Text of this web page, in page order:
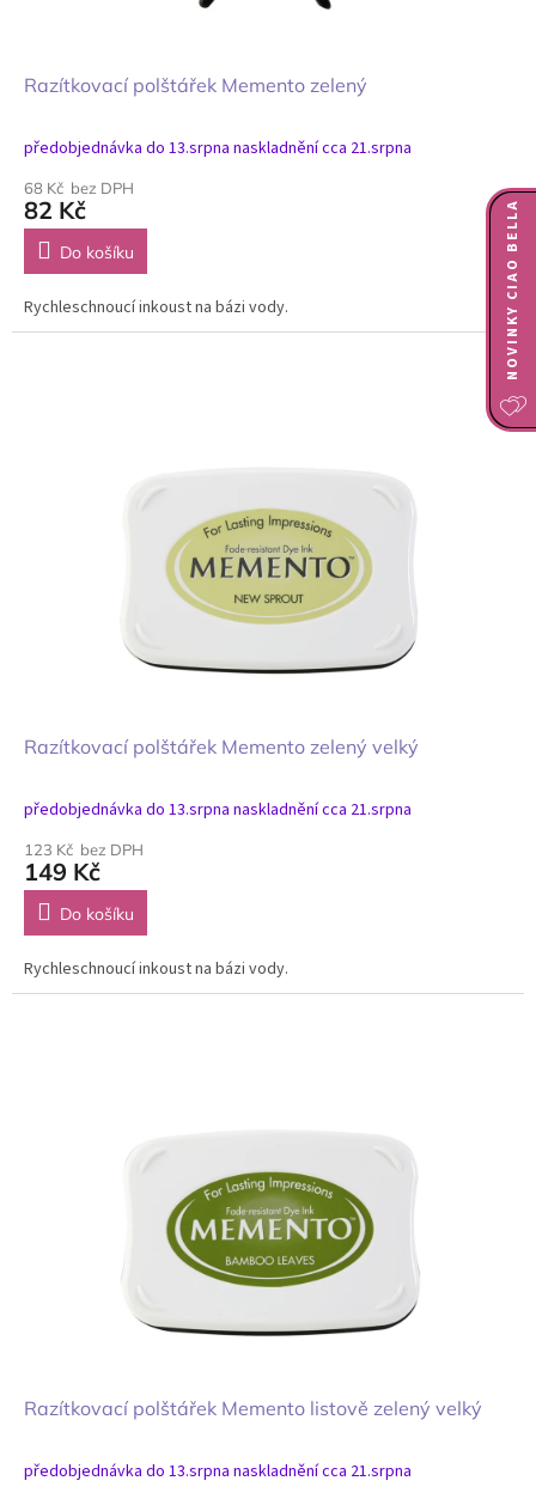
Razítkovací polštářek Memento zelený
předobjednávka do 13.srpna naskladnění cca 21.srpna
68 Kč bez DPH
82 Kč
Do košíku
Rychleschnoucí inkoust na bázi vody.
Razítkovací polštářek Memento zelený velký
předobjednávka do 13.srpna naskladnění cca 21.srpna
123 Kč bez DPH
149 Kč
Do košíku
Rychleschnoucí inkoust na bázi vody.
Razítkovací polštářek Memento listově zelený velký
předobjednávka do 13.srpna naskladnění cca 21.srpna
NOVINKY CIAO BELLA